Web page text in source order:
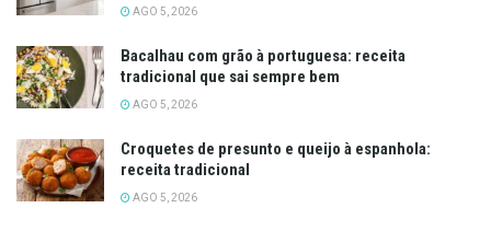
AGO 5, 2026
Bacalhau com grão à portuguesa: receita
tradicional que sai sempre bem
AGO 5, 2026
Croquetes de presunto e queijo à espanhola:
receita tradicional
AGO 5, 2026